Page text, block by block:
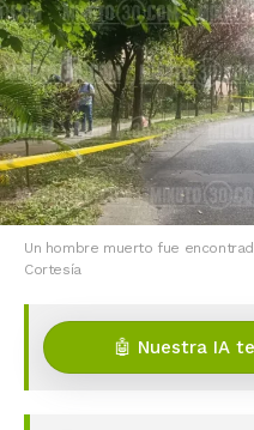
Un hombre muerto fue
Cortesía
🤖 Nuestra IA